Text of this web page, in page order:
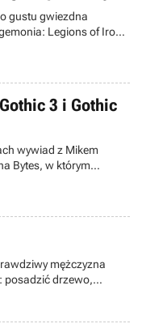
gustu gwiezdna
Legions of Iron
wiadomość.
oficjalny dodatek do
3 i Gothic
wywiad z Mikem
Bytes, w którym
dodatkiem do Gothica 2
cRPG.
mężczyzna
posadzić drzewo,
i trzecia czynność
to z